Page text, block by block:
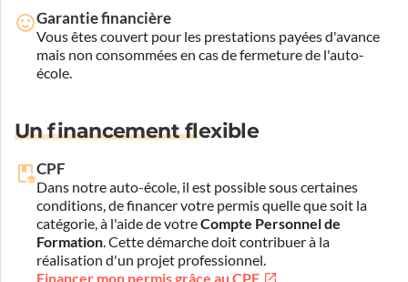
Garantie financière
Vous êtes couvert pour les prestations payées d'avance
mais non consommées en cas de fermeture de l'auto-
école.
Un financement flexible
CPF
Dans notre auto-école, il est possible sous certaines
conditions, de financer votre permis quelle que soit la
catégorie, à l'aide de votreCompte Personnel de
Formation. Cette démarche doit contribuer à la
réalisation d'un projet professionnel.
Financer mon permis grâce au CPF